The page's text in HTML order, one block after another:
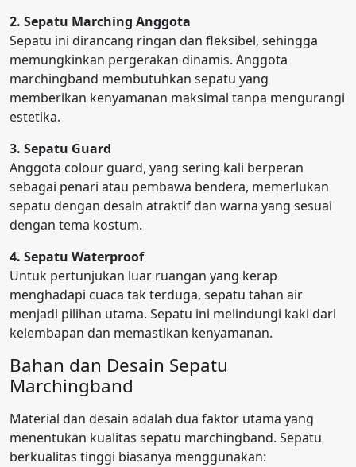
2. Sepatu Marching Anggota
Sepatu ini dirancang ringan dan fleksibel, sehingga
memungkinkan pergerakan dinamis. Anggota
marchingband membutuhkan sepatu yang
memberikan kenyamanan maksimal tanpa mengurangi
estetika.
3. Sepatu Guard
Anggota colour guard, yang sering kali berperan
sebagai penari atau pembawa bendera, memerlukan
sepatu dengan desain atraktif dan warna yang sesuai
dengan tema kostum.
4. Sepatu Waterproof
Untuk pertunjukan luar ruangan yang kerap
menghadapi cuaca tak terduga, sepatu tahan air
menjadi pilihan utama. Sepatu ini melindungi kaki dari
kelembapan dan memastikan kenyamanan.
Bahan dan Desain Sepatu
Marchingband
Material dan desain adalah dua faktor utama yang
menentukan kualitas sepatu marchingband. Sepatu
berkualitas tinggi biasanya menggunakan: